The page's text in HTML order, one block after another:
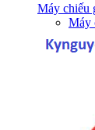
Máy chiếu
Máy